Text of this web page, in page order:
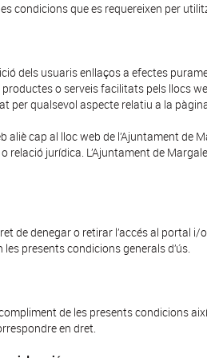
condicions que es requereixen per
dels usuaris enllaços a efectes
o serveis facilitats pels llocs
qualsevol aspecte relatiu a la
aliè cap al lloc web de l’Ajuntament
relació jurídica. L’Ajuntament de
de denegar o retirar l’accés al portal
presents condicions generals d’ús.
de les presents condicions
en dret.